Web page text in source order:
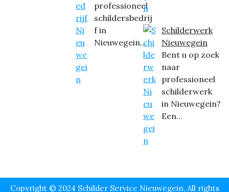
professioneel
schildersbedrij
f in
Nieuwegein...
Schilderwerk
Nieuwegein
Bent u op zoek
naar
professioneel
schilderwerk
in Nieuwegein?
Een...
Copyright © 2024 Schilder Service Nieuwegein, All rights